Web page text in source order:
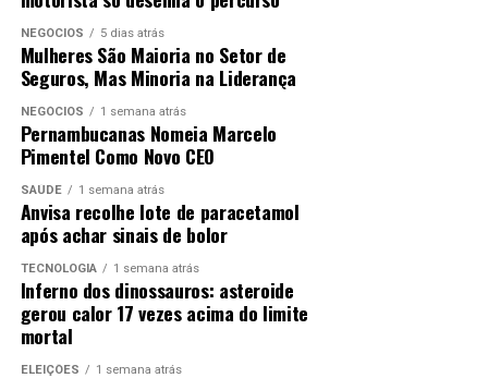
Por que esta série é
considerada a sucessora
espiritual de grandes sucessos?
A série herda a capacidade de criar mundos onde o
comum e o fantástico colidem de forma harmoniosa e
assustadora ao mesmo tempo. Ao utilizar a fórmula de
“mistério em cidade pequena”, a produção consegue
evocar sentimentos de nostalgia enquanto introduz
conceitos modernos de ficção científica e suspense.
A operação coloca a fabricante de robôs humanoides
como a primeira empresa do segmento a estrear no
mercado acionário chinês.
O post Confira o Olhar Digital News na íntegra
(06/08/2026) apareceu primeiro em Olhar Digital.
Powered by WPeMatico
NEGÓCIOS 5 dias atrás
Mulheres São Maioria no Setor de
Seguros, Mas Minoria na Liderança
NEGÓCIOS 1 semana atrás
Pernambucanas Nomeia Marcelo
Pimentel Como Novo CEO
SAÚDE 1 semana atrás
Anvisa recolhe lote de paracetamol
após achar sinais de bolor
TECNOLOGIA 1 semana atrás
Inferno dos dinossauros: asteroide
gerou calor 17 vezes acima do limite
mortal
ELEIÇÕES 1 semana atrás